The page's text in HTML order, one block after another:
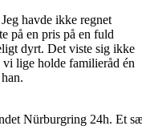
havde ikke regnet
på en pris på en fuld
dyrt. Det viste sig ikke
vi lige holde familieråd én
Nürburgring 24h. Et